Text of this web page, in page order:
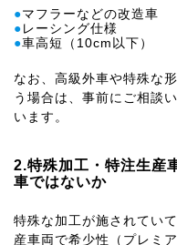
●マフラーなどの改造車
●レーシング仕様
●車高短（10cm以下）
なお、高級外車や特殊な
う場合は、事前にご相談
います。
2.特殊加工・特注生産
車ではないか
特殊な加工が施されてい
産車両で希少性（プレミ